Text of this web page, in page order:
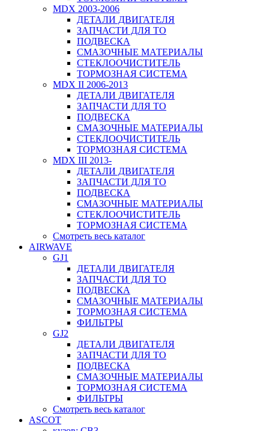
MDX 2003-2006
ДЕТАЛИ ДВИГАТЕЛЯ
ЗАПЧАСТИ ДЛЯ ТО
ПОДВЕСКА
СМАЗОЧНЫЕ МАТЕРИАЛЫ
СТЕКЛООЧИСТИТЕЛЬ
ТОРМОЗНАЯ СИСТЕМА
MDX II 2006-2013
ДЕТАЛИ ДВИГАТЕЛЯ
ЗАПЧАСТИ ДЛЯ ТО
ПОДВЕСКА
СМАЗОЧНЫЕ МАТЕРИАЛЫ
СТЕКЛООЧИСТИТЕЛЬ
ТОРМОЗНАЯ СИСТЕМА
MDX III 2013-
ДЕТАЛИ ДВИГАТЕЛЯ
ЗАПЧАСТИ ДЛЯ ТО
ПОДВЕСКА
СМАЗОЧНЫЕ МАТЕРИАЛЫ
СТЕКЛООЧИСТИТЕЛЬ
ТОРМОЗНАЯ СИСТЕМА
Смотреть весь каталог
AIRWAVE
GJ1
ДЕТАЛИ ДВИГАТЕЛЯ
ЗАПЧАСТИ ДЛЯ ТО
ПОДВЕСКА
СМАЗОЧНЫЕ МАТЕРИАЛЫ
ТОРМОЗНАЯ СИСТЕМА
ФИЛЬТРЫ
GJ2
ДЕТАЛИ ДВИГАТЕЛЯ
ЗАПЧАСТИ ДЛЯ ТО
ПОДВЕСКА
СМАЗОЧНЫЕ МАТЕРИАЛЫ
ТОРМОЗНАЯ СИСТЕМА
ФИЛЬТРЫ
Смотреть весь каталог
ASCOT